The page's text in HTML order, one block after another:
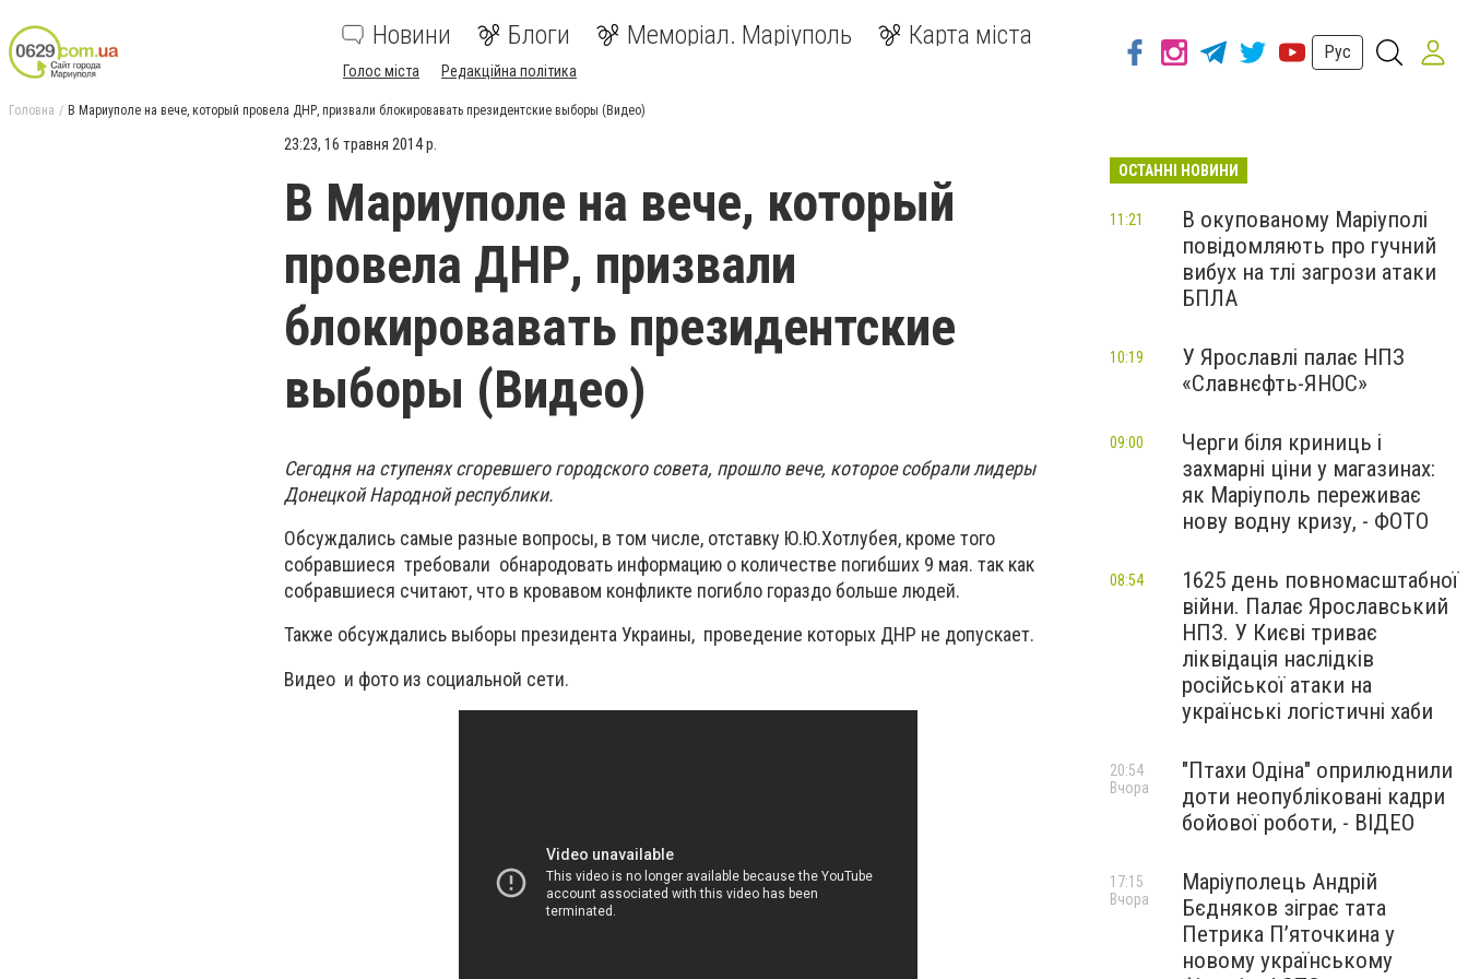
Новини Блоги Меморіал. Маріуполь Карта міста
Голос міста Редакційна політика
Рус
Головна В Мариуполе на вече, который провела ДНР, призвали блокировавать президентские выборы (Видео)
23:23, 16 травня 2014 р.
В Мариуполе на вече, который
провела ДНР, призвали
блокировавать президентские
выборы (Видео)
Сегодня на ступенях сгоревшего городского совета, прошло вече, которое собрали лидеры
Донецкой Народной республики.
Обсуждались самые разные вопросы, в том числе, отставку Ю.Ю.Хотлубея, кроме того
собравшиеся требовали обнародовать информацию о количестве погибших 9 мая. так как
собравшиеся считают, что в кровавом конфликте погибло гораздо больше людей.
Также обсуждались выборы президента Украины, проведение которых ДНР не допускает.
Видео и фото из социальной сети.
ОСТАННІ НОВИНИ
В окупованому Маріуполі
повідомляють про гучний
вибух на тлі загрози атаки
БПЛА
11:21
У Ярославлі палає НПЗ
«Славнєфть-ЯНОС»
10:19
Черги біля криниць і
захмарні ціни у магазинах:
як Маріуполь переживає
нову водну кризу, - ФОТО
09:00
1625 день повномасштабної
війни. Палає Ярославський
НПЗ. У Києві триває
ліквідація наслідків
російської атаки на
українські логістичні хаби
08:54
"Птахи Одіна" оприлюднили
доти неопубліковані кадри
бойової роботи, - ВІДЕО
20:54
Вчора
Маріуполець Андрій
Бєдняков зіграє тата
Петрика П’яточкина у
новому українському
17:15
Вчора